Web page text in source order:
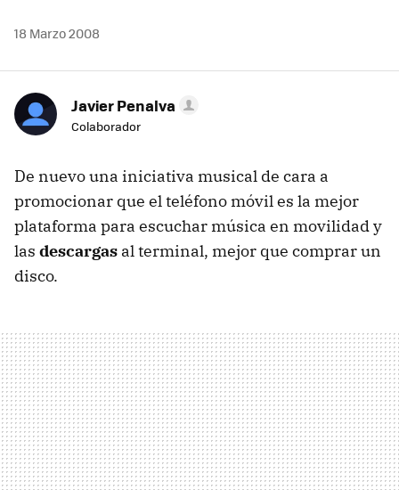
18 Marzo 2008
Javier Penalva
Colaborador
De nuevo una iniciativa musical de cara a
promocionar que el teléfono móvil es la mejor
plataforma para escuchar música en movilidad y
las descargas al terminal, mejor que comprar un
disco.